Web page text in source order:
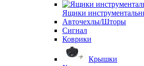
Ящики
Авточехлы/Шторы
Сигнал
Коврики
Крышки